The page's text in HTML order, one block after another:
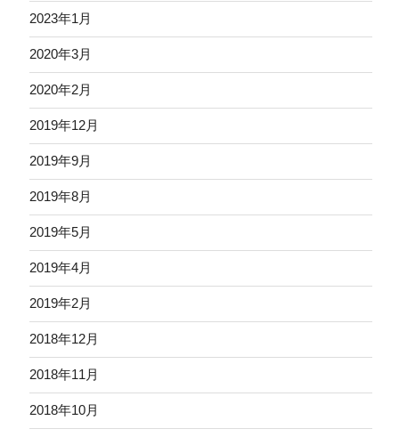
2023年1月
2020年3月
2020年2月
2019年12月
2019年9月
2019年8月
2019年5月
2019年4月
2019年2月
2018年12月
2018年11月
2018年10月